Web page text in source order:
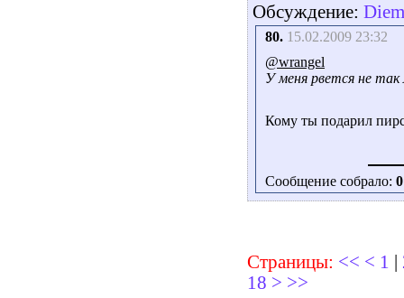
Обсуждение:
80. 15.02.2009 23:32
@wrangel
У меня рвется не так
Кому ты подарил
Сообщение собрало: 0
Страницы: << < 1
18 > >>